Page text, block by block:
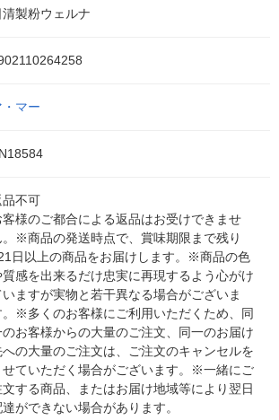
清製粉ウェルナ
・マー
品不可
客様のご都合による返品はお受けできませ
。※商品の発送時点で、賞味期限まで残り
日以上の商品をお届けします。※商品の色
質感を出来るだけ忠実に再現するよう心がけ
いますが実物と若干異なる場合がございま
。※多くのお客様にご利用いただくため、同
のお客様からの大量のご注文、同一のお届け
への大量のご注文は、ご注文のキャンセルを
せていただく場合がございます。※一緒にご
文する商品、またはお届け地域等により翌日
ができない場合があります。